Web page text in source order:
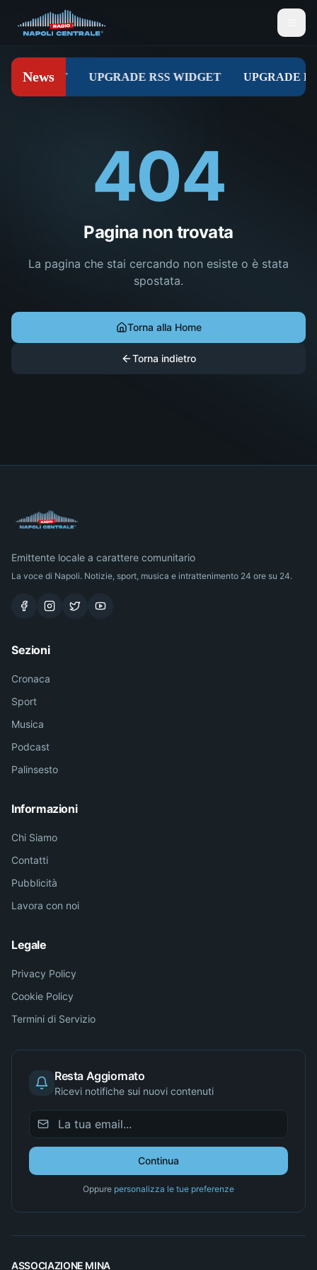
404
Pagina non trovata
La pagina che stai cercando non esiste o è stata
spostata.
Torna alla Home
Torna indietro
Emittente locale a carattere comunitario
La voce di Napoli. Notizie, sport, musica e intrattenimento 24 ore su 24.
Sezioni
Cronaca
Sport
Musica
Podcast
Palinsesto
Informazioni
Chi Siamo
Contatti
Pubblicità
Lavora con noi
Legale
Privacy Policy
Cookie Policy
Termini di Servizio
Resta Aggiornato
Ricevi notifiche sui nuovi contenuti
Continua
Oppure personalizza le tue preferenze
ASSOCIAZIONE MINA